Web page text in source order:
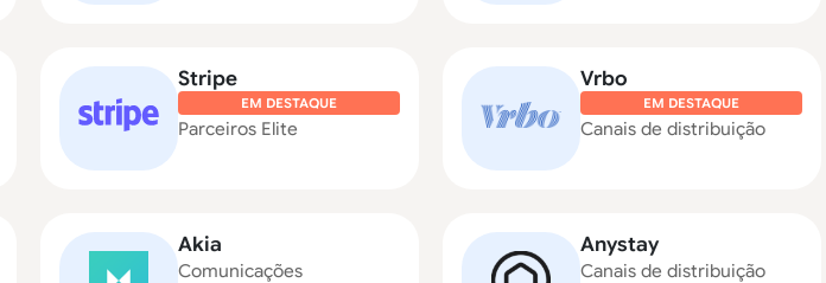
Stripe
EM DESTAQUE
Parceiros Elite
Vrbo
EM DESTAQUE
Canais de distribuição
Akia
Comunicações
Anystay
Canais de distribuição